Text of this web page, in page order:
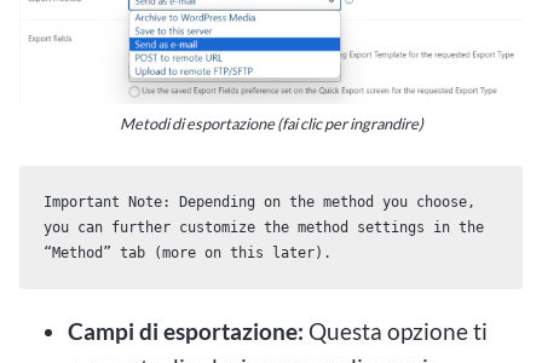
Metodi di esportazione (fai clic per ingrandire)
Important Note: Depending on the method you choose,
you can further customize the method settings in the
“Method” tab (more on this later).
Campi di esportazione: Questa opzione ti